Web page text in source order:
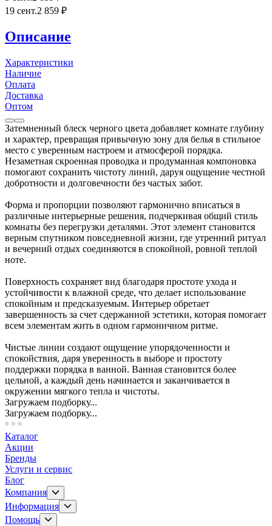
19 сент.2 859 ₽
Описание
Характеристики
Наличие
Оплата
Доставка
Оптом
Затемненный блеск черного цвета добавляет комнате глубину
и характер, превращая привычную зону для белья в стильное
место с уверенным настроем и атмосферой порядка.
Незаметная скроенная проводка и продуманная компоновка
помогают сохранить чистоту линий, даруя ощущение честной
добротности и долговечности без частых забот.
Форма и пропорции позволяют гармонично вписаться в
различные интерьерные решения, подчеркивая общий стиль
комнаты без перегрузки деталями. Этот элемент становится
верным спутником повседневной жизни, где утренний ритуал
и вечерний отдых соединяются в спокойной, ровной теплой
ноте.
Поверхность сохраняет вид благодаря простоте ухода и
устойчивости к влажной среде, что делает использование
спокойным и предсказуемым. Интерьер обретает
завершенность за счет сдержанной эстетики, которая помогает
всем элементам жить в одном гармоничном ритме.
Чистые линии создают ощущение упорядоченности и
спокойствия, даря уверенность в выборе и простоту
поддержки порядка в ванной. Ванная становится более
цельной, а каждый день начинается и заканчивается в
окружении мягкого тепла и чистоты.
Загружаем подборку...
Загружаем подборку...
Каталог
Акции
Бренды
Услуги и сервис
Блог
Компания
Информация
Помощь